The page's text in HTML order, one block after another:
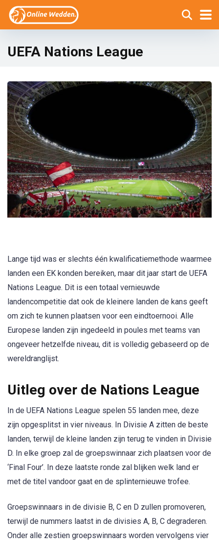
UEFA Nations League
Lange tijd was er slechts één kwalificatiemethode waarmee
landen een EK konden bereiken, maar dit jaar start de UEFA
Nations League. Dit is een totaal vernieuwde
landencompetitie dat ook de kleinere landen de kans geeft
om zich te kunnen plaatsen voor een eindtoernooi. Alle
Europese landen zijn ingedeeld in poules met teams van
ongeveer hetzelfde niveau, dit is volledig gebaseerd op de
wereldranglijst.
Uitleg over de Nations League
In de UEFA Nations League spelen 55 landen mee, deze
zijn opgesplitst in vier niveaus. In Divisie A zitten de beste
landen, terwijl de kleine landen zijn terug te vinden in Divisie
D. In elke groep zal de groepswinnaar zich plaatsen voor de
‘Final Four’. In deze laatste ronde zal blijken welk land er
met de titel vandoor gaat en de splinternieuwe trofee.
Groepswinnaars in de divisie B, C en D zullen promoveren,
terwijl de nummers laatst in de divisies A, B, C degraderen.
Onder alle zestien groepswinnaars worden vervolgens vier